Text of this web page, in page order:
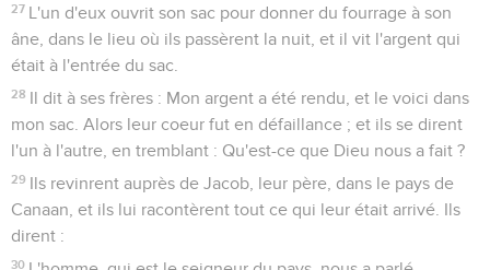
27 L'un d'eux ouvrit son sac pour donner du fourrage à son
âne, dans le lieu où ils passèrent la nuit, et il vit l'argent qui
était à l'entrée du sac.
28 Il dit à ses frères : Mon argent a été rendu, et le voici dans
mon sac. Alors leur coeur fut en défaillance ; et ils se dirent
l'un à l'autre, en tremblant : Qu'est-ce que Dieu nous a fait ?
29 Ils revinrent auprès de Jacob, leur père, dans le pays de
Canaan, et ils lui racontèrent tout ce qui leur était arrivé. Ils
dirent :
30